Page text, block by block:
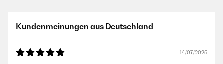
Kundenmeinungen aus Deutschland
14/07/2025